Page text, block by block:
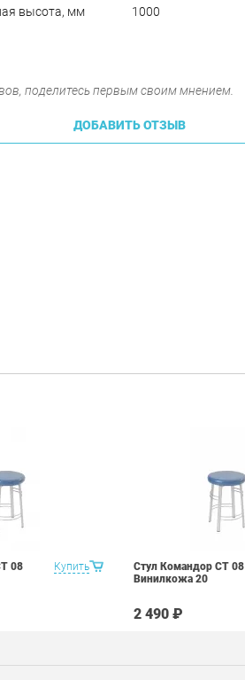
высота, мм
1000
поделитесь первым своим мнением.
ДОБАВИТЬ ОТЗЫВ
Купить
08
Стул Командор СТ 08
Винилкожа 20
2 490 ₽